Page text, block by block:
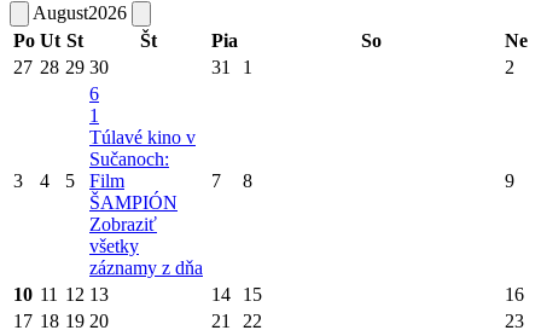
August2026
Po Ut St Št Pia So
Ne
27 28 29 30 31 1 2
3 4 5
6
1
Túlavé kino v
Sučanoch:
Film
ŠAMPIÓN
Zobraziť
všetky
záznamy z dňa
7 8 9
10 11 12 13 14 15
16
17 18 19 20 21 22 23